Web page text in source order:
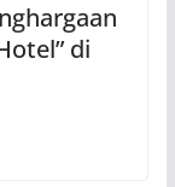
di